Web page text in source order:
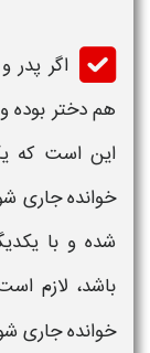
اگر پدر
هم دختر بوده و
این است که
خواندهجاری
شده و با
باشد، لازم
خواندهجاری